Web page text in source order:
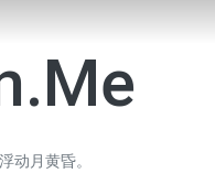
动月黄昏。